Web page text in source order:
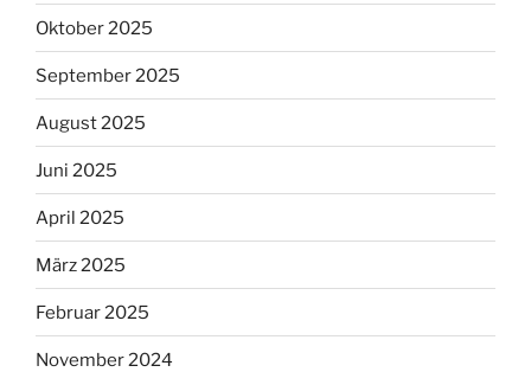
Oktober 2025
September 2025
August 2025
Juni 2025
April 2025
März 2025
Februar 2025
November 2024